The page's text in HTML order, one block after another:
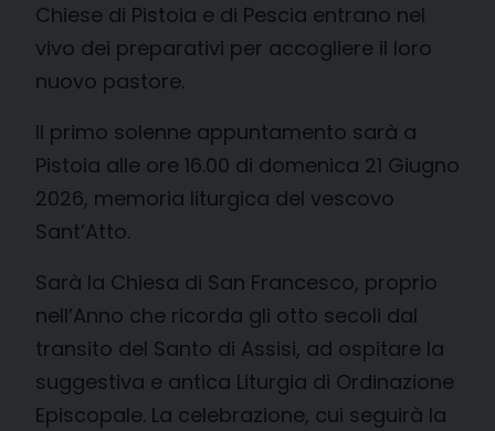
Chiese di Pistoia e di Pescia entrano nel
vivo dei preparativi per accogliere il loro
nuovo pastore.
Il primo solenne appuntamento sarà a
Pistoia alle ore 16.00 di domenica 21 Giugno
2026, memoria liturgica del vescovo
Sant’Atto.
Sarà la Chiesa di San Francesco, proprio
nell’Anno che ricorda gli otto secoli dal
transito del Santo di Assisi, ad ospitare la
suggestiva e antica Liturgia di Ordinazione
Episcopale. La celebrazione, cui seguirà la